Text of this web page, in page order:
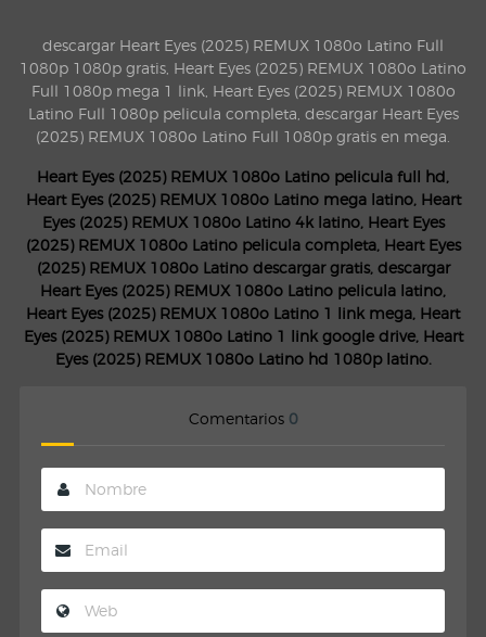
descargar Heart Eyes (2025) REMUX 1080o Latino Full
1080p 1080p gratis, Heart Eyes (2025) REMUX 1080o Latino
Full 1080p mega 1 link, Heart Eyes (2025) REMUX 1080o
Latino Full 1080p pelicula completa, descargar Heart Eyes
(2025) REMUX 1080o Latino Full 1080p gratis en mega.
Heart Eyes (2025) REMUX 1080o Latino pelicula full hd,
Heart Eyes (2025) REMUX 1080o Latino mega latino, Heart
Eyes (2025) REMUX 1080o Latino 4k latino, Heart Eyes
(2025) REMUX 1080o Latino pelicula completa, Heart Eyes
(2025) REMUX 1080o Latino descargar gratis, descargar
Heart Eyes (2025) REMUX 1080o Latino pelicula latino,
Heart Eyes (2025) REMUX 1080o Latino 1 link mega, Heart
Eyes (2025) REMUX 1080o Latino 1 link google drive, Heart
Eyes (2025) REMUX 1080o Latino hd 1080p latino.
Comentarios 0